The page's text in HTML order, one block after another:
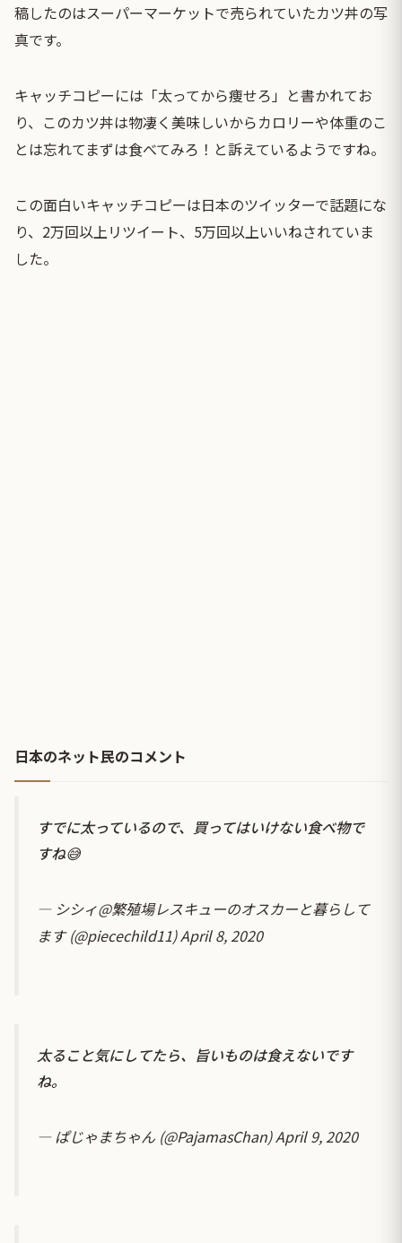
稿したのはスーパーマーケットで売られていたカツ丼の写
真です。
キャッチコピーには「太ってから痩せろ」と書かれてお
り、このカツ丼は物凄く美味しいからカロリーや体重のこ
とは忘れてまずは食べてみろ！と訴えているようですね。
この面白いキャッチコピーは日本のツイッターで話題にな
り、2万回以上リツイート、5万回以上いいねされていま
した。
日本のネット民のコメント
すでに太っているので、買ってはいけない食べ物で
すね😅
— シシィ@繁殖場レスキューのオスカーと暮らして
ます (@piecechild11)April 8, 2020
太ること気にしてたら、旨いものは食えないです
ね。
— ぱじゃまちゃん (@PajamasChan)April 9, 2020